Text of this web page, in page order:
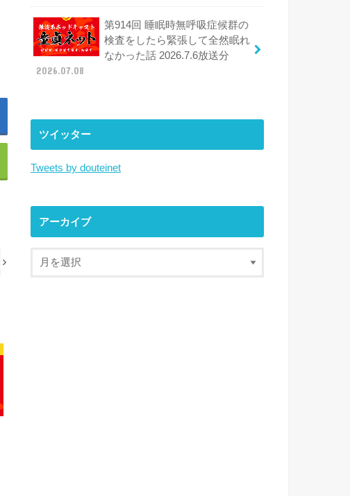
第914回 睡眠時無呼吸症候群の
検査をしたら緊張して全然眠れ
なかった話 2026.7.6放送分
2026.07.08
ツイッター
Tweets by douteinet
アーカイブ